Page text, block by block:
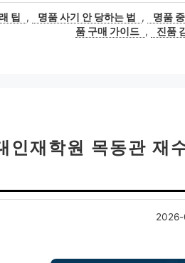
팁 , 명품 사기 안 당하는 법 , 명품
품 구매 가이드 , 진품
인재학원 목동관 재